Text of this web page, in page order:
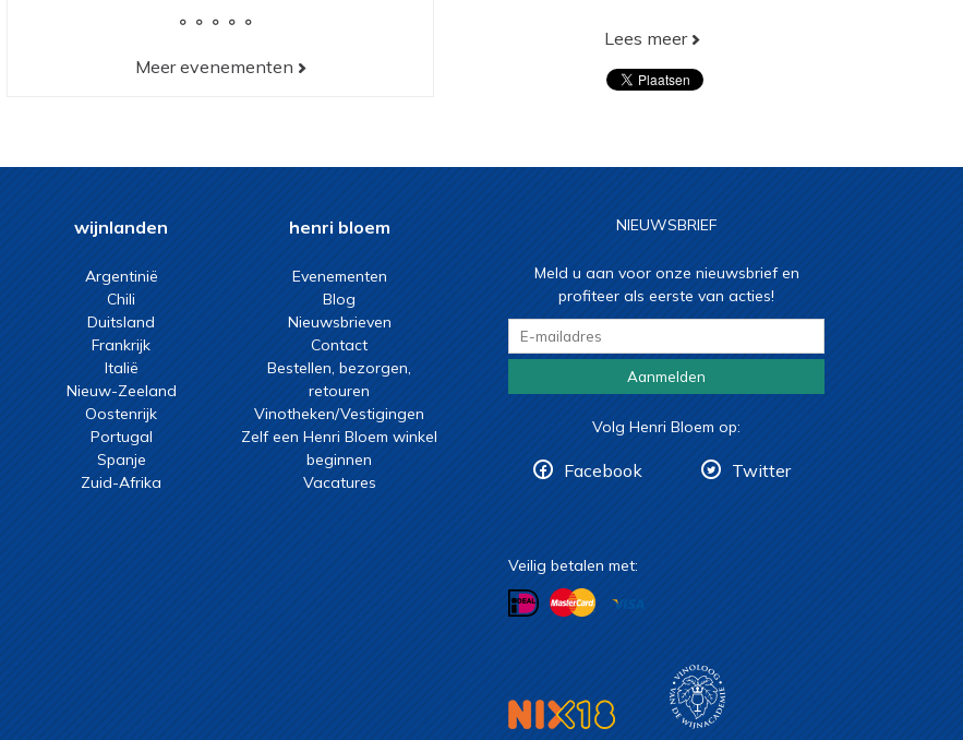
Meer evenementen
Lees meer
wijnlanden
Argentinië
Chili
Duitsland
Frankrijk
Italië
Nieuw-Zeeland
Oostenrijk
Portugal
Spanje
Zuid-Afrika
henri bloem
Evenementen
Blog
Nieuwsbrieven
Contact
Bestellen, bezorgen,
retouren
Vinotheken/Vestigingen
Zelf een Henri Bloem winkel
beginnen
Vacatures
NIEUWSBRIEF
Meld u aan voor onze nieuwsbrief en
profiteer als eerste van acties!
Aanmelden
Volg Henri Bloem op:
Facebook Twitter
Veilig betalen met: